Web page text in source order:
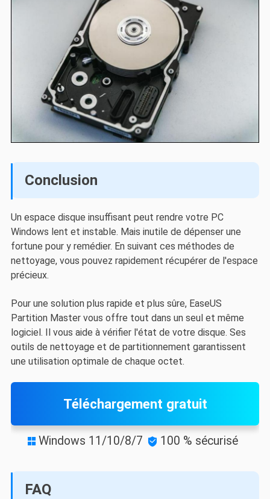
Conclusion
Un espace disque insuffisant peut rendre votre PC
Windows lent et instable. Mais inutile de dépenser une
fortune pour y remédier. En suivant ces méthodes de
nettoyage, vous pouvez rapidement récupérer de l'espace
précieux.
Pour une solution plus rapide et plus sûre, EaseUS
Partition Master vous offre tout dans un seul et même
logiciel. Il vous aide à vérifier l'état de votre disque. Ses
outils de nettoyage et de partitionnement garantissent
une utilisation optimale de chaque octet.
Téléchargement gratuit
 Windows 11/10/8/7  100 % sécurisé
FAQ